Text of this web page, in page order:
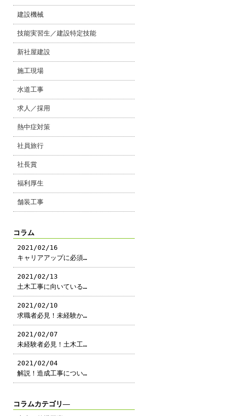
建設機械
技能実習生／建設特定技能
新社屋建設
施工現場
水道工事
求人／採用
熱中症対策
社員旅行
社長賞
福利厚生
舗装工事
コラム
2021/02/16
キャリアアップに必須…
2021/02/13
土木工事に向いている…
2021/02/10
求職者必見！未経験か…
2021/02/07
未経験者必見！土木工…
2021/02/04
解説！造成工事につい…
コラムカテゴリ―